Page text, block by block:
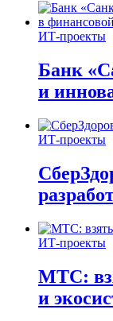
ИТ-проекты
Банк
и
ИТ-проекты
ИТ-проекты
МТС:
и